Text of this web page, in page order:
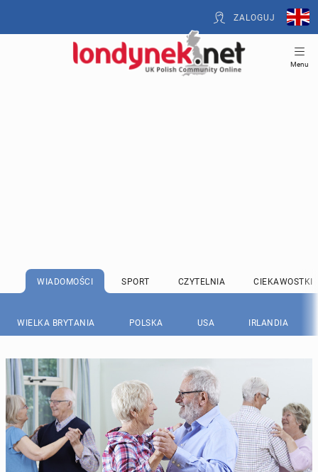
ZALOGUJ
Menu
WIADOMOŚCI SPORT CZYTELNIA CIEKAWOSTKI
WIELKA BRYTANIA POLSKA USA IRLANDIA